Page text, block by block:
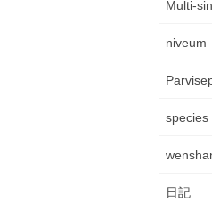
Multi-
niveum
species
日記